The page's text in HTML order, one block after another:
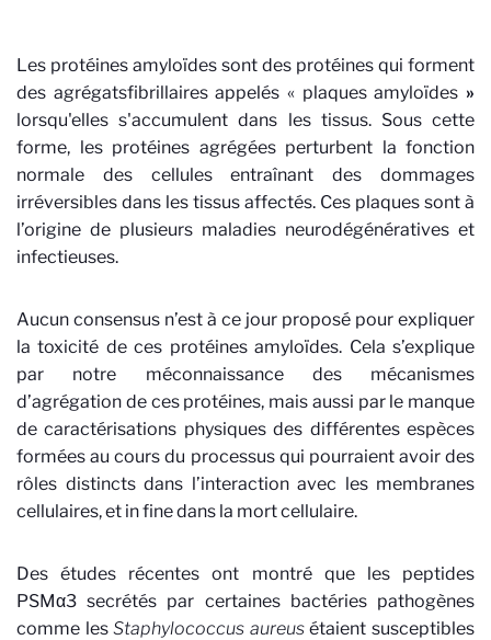
Les protéines amyloïdes sont des protéines qui forment
des agrégatsfibrillaires appelés « plaques amyloïdes »
lorsqu'elles s'accumulent dans les tissus. Sous cette
forme, les protéines agrégées perturbent la fonction
normale des cellules entraînant des dommages
irréversibles dans les tissus affectés. Ces plaques sont à
l’origine de plusieurs maladies neurodégénératives et
infectieuses.
Aucun consensus n’est à ce jour proposé pour expliquer
la toxicité de ces protéines amyloïdes. Cela s’explique
par notre méconnaissance des mécanismes
d’agrégation de ces protéines, mais aussi par le manque
de caractérisations physiques des différentes espèces
formées au cours du processus qui pourraient avoir des
rôles distincts dans l’interaction avec les membranes
cellulaires, et in fine dans la mort cellulaire.
Des études récentes ont montré que les peptides
PSMα3 secrétés par certaines bactéries pathogènes
comme lesStaphylococcus aureusétaient susceptibles